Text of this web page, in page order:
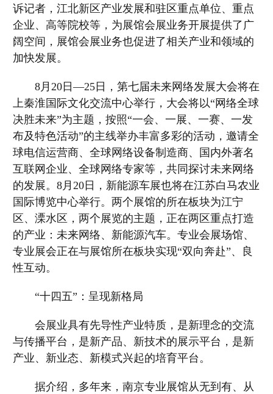
诉记者，江北新区产业发展和驻区重点单位、重点
企业、高等院校等，为展馆会展业务开展提供了广
阔空间，展馆会展业务也促进了相关产业和领域的
加快发展。
8月20日—25日，第七届未来网络发展大会将在
上秦淮国际文化交流中心举行，大会将以“网络全球
决胜未来”为主题，按照“一会、一展、一赛、一发
布及特色活动”的主线举办丰富多彩的活动，邀请全
球电信运营商、全球网络设备制造商、国内外著名
互联网企业、全球网络专家等，共同探讨未来网络
的发展。8月20日，新能源车展也将在江苏白马农业
国际博览中心举行。两个展馆的所在板块为江宁
区、溧水区，两个展览的主题，正在两区重点打造
的产业：未来网络、新能源汽车。专业会展场馆、
专业展会正在与展馆所在板块实现“双向奔赴”、良
性互动。
“十四五”：呈现新格局
会展业具有先导性产业特质，是新理念的交流
与传播平台，是新产品、新技术的展示平台，是新
产业、新业态、新模式兴起的培育平台。
据介绍，多年来，南京专业展馆从无到有、从